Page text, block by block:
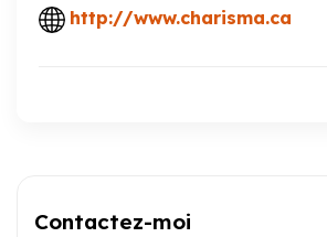
http://www.charisma.ca
Contactez-moi